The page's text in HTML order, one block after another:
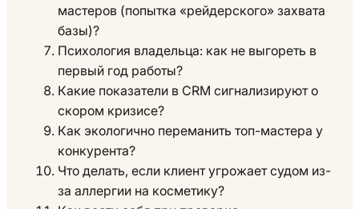
мастеров (попытка «рейдерского» захвата
базы)?
Психология владельца: как не выгореть в
первый год работы?
Какие показатели в CRM сигнализируют о
скором кризисе?
Как экологично переманить топ-мастера у
конкурента?
Что делать, если клиент угрожает судом из-
за аллергии на косметику?